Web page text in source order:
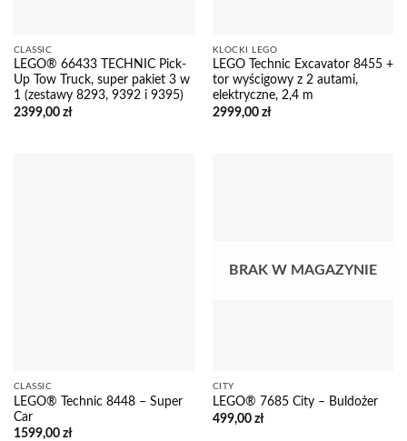
CLASSIC
LEGO® 66433 TECHNIC Pick-
Up Tow Truck, super pakiet 3 w
1 (zestawy 8293, 9392 i 9395)
2399,00 zł
KLOCKI LEGO
LEGO Technic Excavator 8455 +
tor wyścigowy z 2 autami,
elektryczne, 2,4 m
2999,00 zł
CLASSIC
LEGO® Technic 8448 – Super
Car
1599,00 zł
BRAK W MAGAZYNIE
CITY
LEGO® 7685 City – Buldożer
499,00 zł